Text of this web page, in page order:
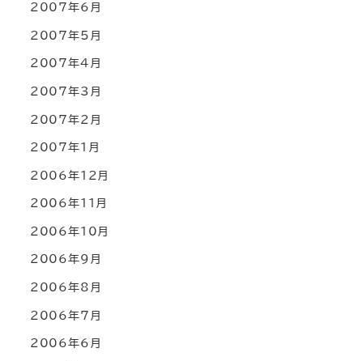
2007年6月
2007年5月
2007年4月
2007年3月
2007年2月
2007年1月
2006年12月
2006年11月
2006年10月
2006年9月
2006年8月
2006年7月
2006年6月